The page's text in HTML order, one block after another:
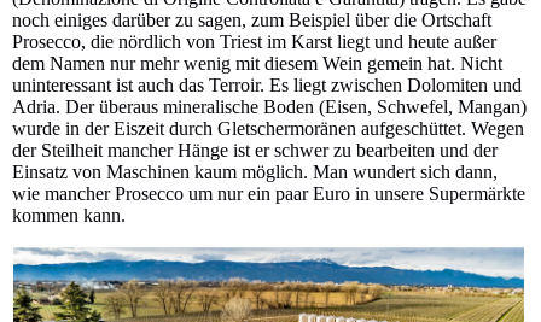
noch einiges darüber zu sagen, zum Beispiel über die Ortschaft
Prosecco, die nördlich von Triest im Karst liegt und heute außer
dem Namen nur mehr wenig mit diesem Wein gemein hat. Nicht
uninteressant ist auch das Terroir. Es liegt zwischen Dolomiten und
Adria. Der überaus mineralische Boden (Eisen, Schwefel, Mangan)
wurde in der Eiszeit durch Gletschermoränen aufgeschüttet. Wegen
der Steilheit mancher Hänge ist er schwer zu bearbeiten und der
Einsatz von Maschinen kaum möglich. Man wundert sich dann,
wie mancher Prosecco um nur ein paar Euro in unsere Supermärkte
kommen kann.